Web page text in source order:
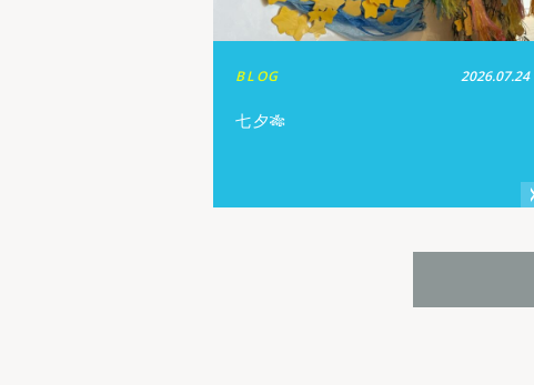
BLOG 2026.07.24
七夕🎋